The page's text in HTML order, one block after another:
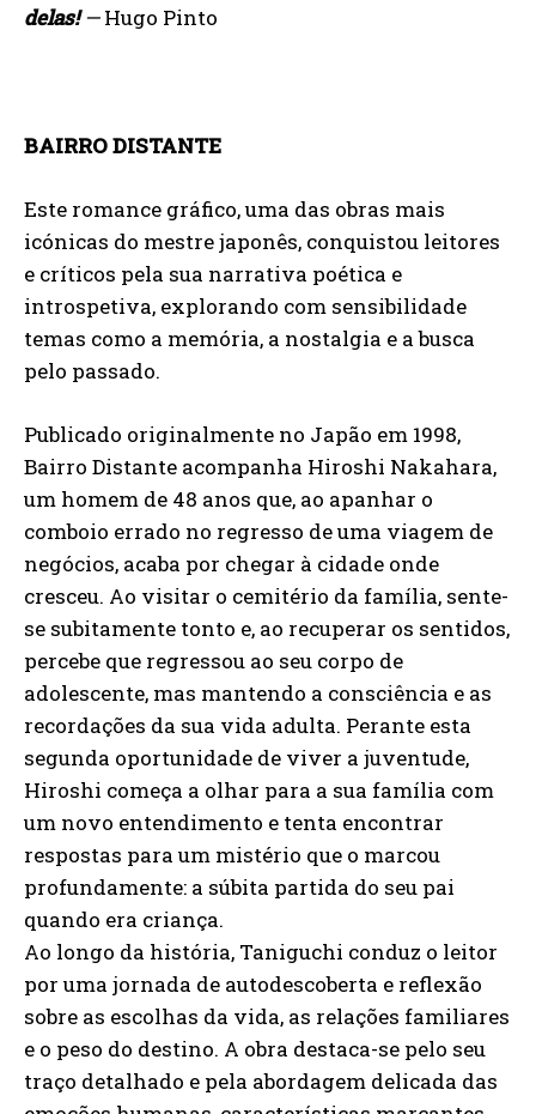
delas!—Hugo Pinto
BAIRRO DISTANTE
Este romance gráfico, uma das obras mais
icónicas do mestre japonês, conquistou leitores
e críticos pela sua narrativa poética e
introspetiva, explorando com sensibilidade
temas como a memória, a nostalgia e a busca
pelo passado.
Publicado originalmente no Japão em 1998,
Bairro Distante acompanha Hiroshi Nakahara,
um homem de 48 anos que, ao apanhar o
comboio errado no regresso de uma viagem de
negócios, acaba por chegar à cidade onde
cresceu. Ao visitar o cemitério da família, sente-
se subitamente tonto e, ao recuperar os sentidos,
percebe que regressou ao seu corpo de
adolescente, mas mantendo a consciência e as
recordações da sua vida adulta. Perante esta
segunda oportunidade de viver a juventude,
Hiroshi começa a olhar para a sua família com
um novo entendimento e tenta encontrar
respostas para um mistério que o marcou
profundamente: a súbita partida do seu pai
quando era criança.
Ao longo da história, Taniguchi conduz o leitor
por uma jornada de autodescoberta e reflexão
sobre as escolhas da vida, as relações familiares
e o peso do destino. A obra destaca-se pelo seu
traço detalhado e pela abordagem delicada das